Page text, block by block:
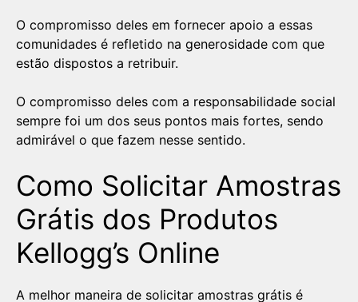
O compromisso deles em fornecer apoio a essas
comunidades é refletido na generosidade com que
estão dispostos a retribuir.
O compromisso deles com a responsabilidade social
sempre foi um dos seus pontos mais fortes, sendo
admirável o que fazem nesse sentido.
Como Solicitar Amostras
Grátis dos Produtos
Kellogg’s Online
A melhor maneira de solicitar amostras grátis é